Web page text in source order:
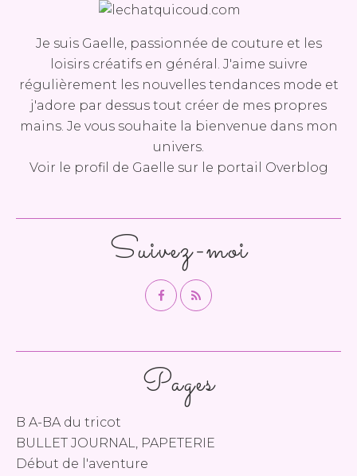
Pages
B A-BA du tricot
BULLET JOURNAL, PAPETERIE
Début de l'aventure
Je suis Gaelle, passionnée de couture et les
loisirs créatifs en général. J'aime suivre
régulièrement les nouvelles tendances mode et
j'adore par dessus tout créer de mes propres
mains. Je vous souhaite la bienvenue dans mon
univers.
Voir le profil de Gaelle sur le portail Overblog
Suivez-moi